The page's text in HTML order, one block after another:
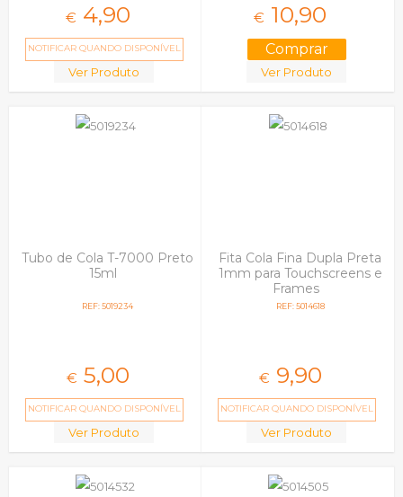
€ 4,90
NOTIFICAR QUANDO DISPONÍVEL
Ver Produto
€ 10,90
Ver Produto
Tubo de Cola T-7000 Preto
15ml
REF: 5019234
€ 5,00
NOTIFICAR QUANDO DISPONÍVEL
Ver Produto
Fita Cola Fina Dupla Preta
1mm para Touchscreens e
Frames
REF: 5014618
€ 9,90
NOTIFICAR QUANDO DISPONÍVEL
Ver Produto